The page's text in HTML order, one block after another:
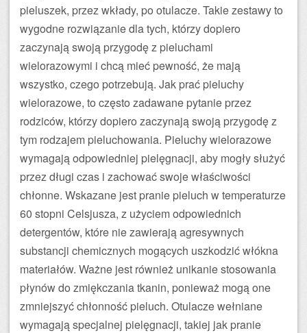
pieluszek, przez wkłady, po otulacze. Takie zestawy to
wygodne rozwiązanie dla tych, którzy dopiero
zaczynają swoją przygodę z pieluchami
wielorazowymi i chcą mieć pewność, że mają
wszystko, czego potrzebują. Jak prać pieluchy
wielorazowe, to często zadawane pytanie przez
rodziców, którzy dopiero zaczynają swoją przygodę z
tym rodzajem pieluchowania. Pieluchy wielorazowe
wymagają odpowiedniej pielęgnacji, aby mogły służyć
przez długi czas i zachować swoje właściwości
chłonne. Wskazane jest pranie pieluch w temperaturze
60 stopni Celsjusza, z użyciem odpowiednich
detergentów, które nie zawierają agresywnych
substancji chemicznych mogących uszkodzić włókna
materiałów. Ważne jest również unikanie stosowania
płynów do zmiękczania tkanin, ponieważ mogą one
zmniejszyć chłonność pieluch. Otulacze wełniane
wymagają specjalnej pielęgnacji, takiej jak pranie